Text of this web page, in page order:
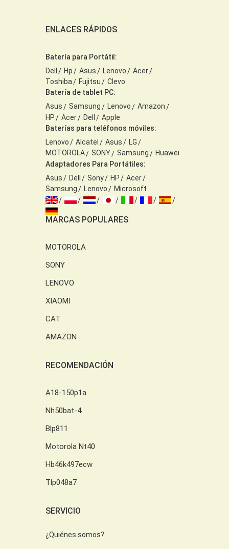
ENLACES RÁPIDOS
Batería para Portátil:
Dell
Hp Asus Lenovo
Acer
Toshiba
Fujitsu
Clevo
Batería de tablet PC:
Asus
Samsung Lenovo
Amazon
HP
Acer Dell
Apple
Baterías para teléfonos móviles:
Lenovo
Alcatel Asus
LG
MOTOROLA
SONY Samsung
Huawei
Adaptadores Para Portátiles:
Asus
Dell Sony HP
Acer
Samsung
Lenovo Microsoft
MARCAS POPULARES
MOTOROLA
SONY
LENOVO
XIAOMI
CAT
AMAZON
RECOMENDACIÓN
A18-150p1a
Nh50bat-4
Blp811
Motorola Nt40
Hb46k497ecw
Tlp048a7
SERVICIO
¿Quiénes somos?